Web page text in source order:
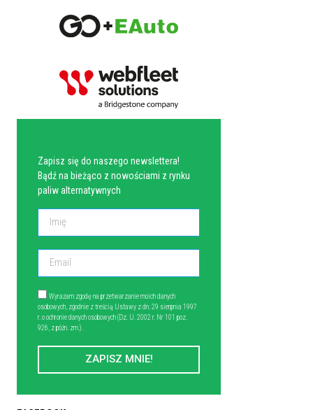
Zapisz się do naszego newslettera!
Bądź na bieżąco z nowościami z rynku
paliw alternatywnych
Wyrażam zgodę na przetwarzanie moich danych
osobowych, zgodnie z treścią Ustawy z dn. 29 sierpnia 1997
r. o ochronie danych osobowych (Dz. U. 2002 r. Nr 101 poz.
926, z późn. zm.).
ZAPISZ MNIE!